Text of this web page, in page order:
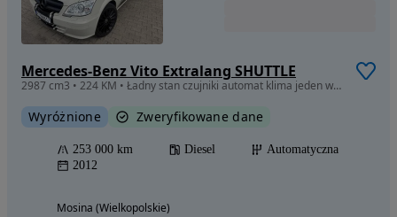
Mercedes-Benz Vito Extralang SHUTTLE
2987 cm3 • 224 KM • Ładny stan czujniki automat klima jeden właściciel bez wkładu finansow
Wyróżnione Zweryfikowane dane
253 000 km Diesel
Automatyczna
2012
Mosina (Wielkopolskie)